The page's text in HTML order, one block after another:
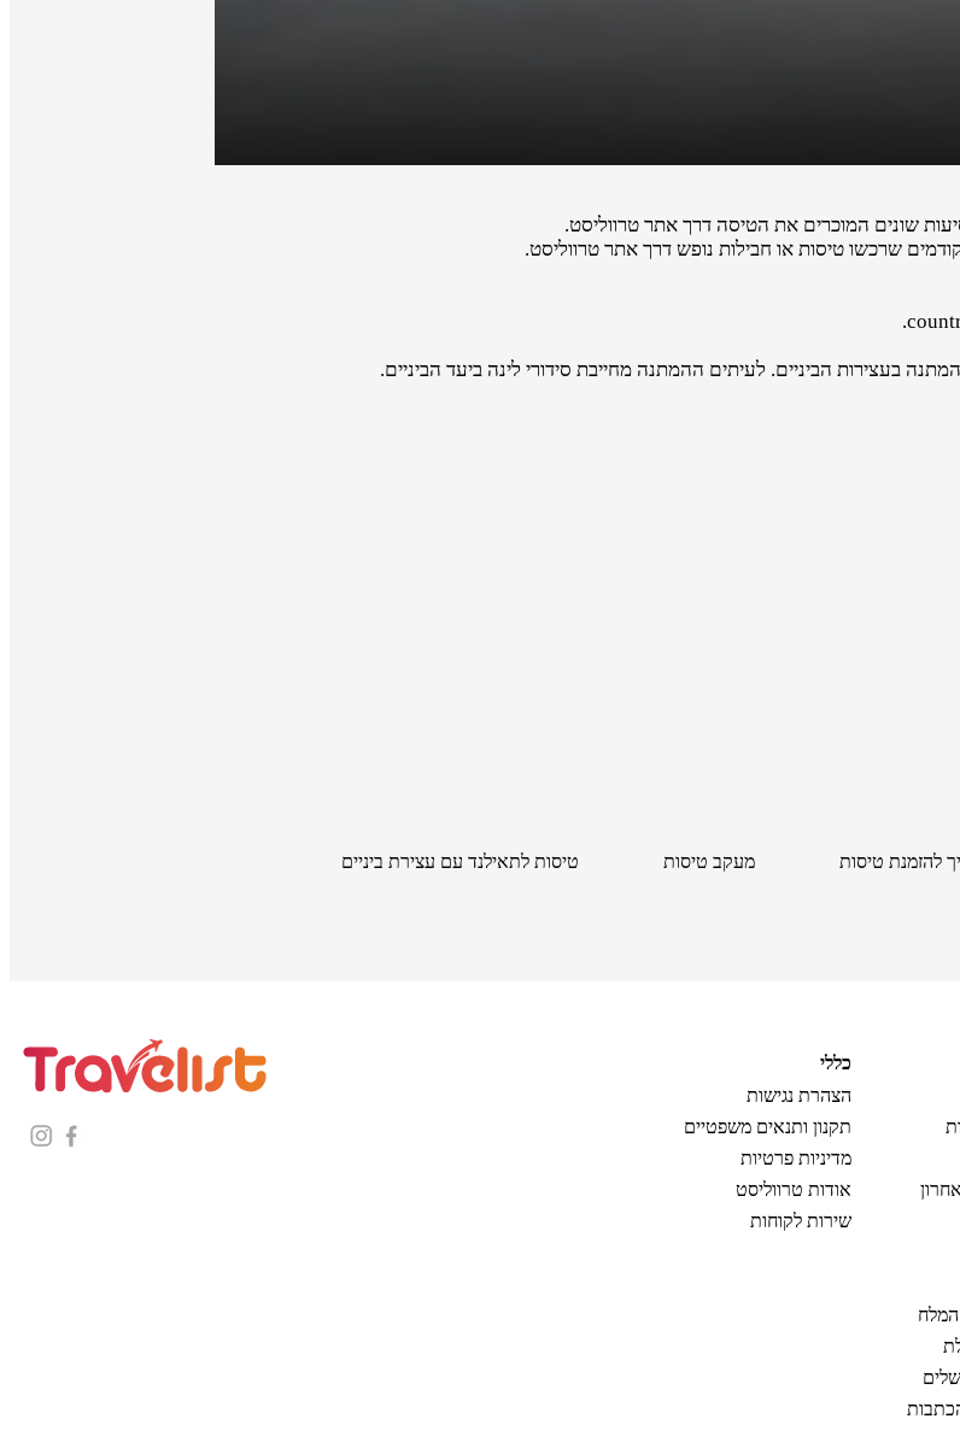
שונים המוכרים את הטיסה דרך אתר טרווליסט.
שרכשו טיסות או חבילות נופש דרך אתר טרווליסט.
בעצירות הביניים. לעיתים ההמתנה מחייבת סידורי לינה ביעד הביניים.
להזמנת טיסות מעקב טיסות טיסות לתאילנד עם עצירת ביניים
המלח
כללי
הצהרת נגישות
תקנון ותנאים משפטיים
מדיניות פרטיות
אודות טרווליסט
שירות לקוחות